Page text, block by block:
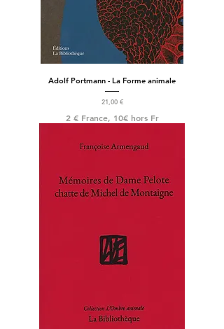
Adolf Portmann - La Forme animale
Prix
21,00 €
2 € France, 10€ hors Fr